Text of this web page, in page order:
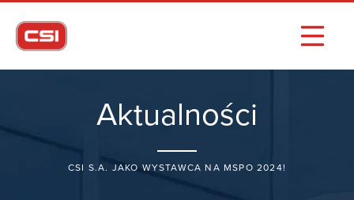
Aktualności
CSI S.A. JAKO WYSTAWCA NA MSPO 2024!